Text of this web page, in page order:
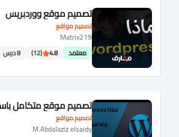
تصميم مواقع
تصميم موقع ووردبريس
Matrix219
معتمد 4.8
(12) 8 درس
تصميم مواقع
تصميم موقع متكامل
M.Abdalaziz elsaidy